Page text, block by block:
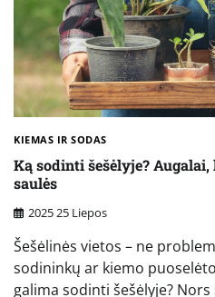
KIEMAS IR SODAS
Ką sodinti šešėlyje?
saulės
2025 25 Liepos
Šešėlinės vietos – ne
sodininkų ar kiemo
galima sodinti šešėlyje?